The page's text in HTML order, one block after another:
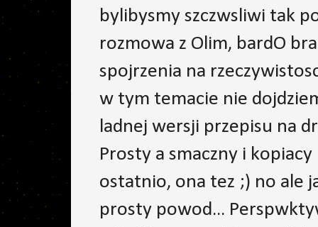
bylibysmy szczwsliwi tak
rozmowa z Olim, bardO
spojrzenia na
w tym temacie nie
ladnej wersji przepisu na
Prosty a smaczny i
ostatnio, ona tez ;) no ale
prosty powod...